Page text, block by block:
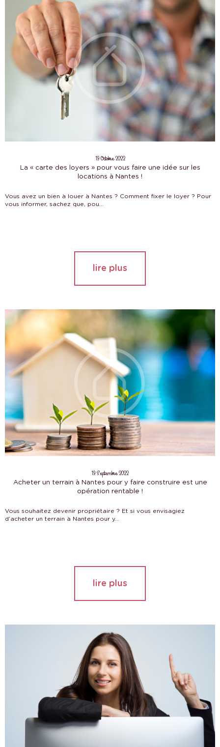
19 Octobre 2022
La « carte des loyers » pour vous faire une idée sur les
locations à Nantes !
Vous avez un bien à louer à Nantes ? Comment fixer le loyer ? Pour
vous informer, sachez que, pou...
lire plus
19 Septembre 2022
Acheter un terrain à Nantes pour y faire construire est une
opération rentable !
Vous souhaitez devenir propriétaire ? Et si vous envisagiez
d’acheter un terrain à Nantes pour y...
lire plus